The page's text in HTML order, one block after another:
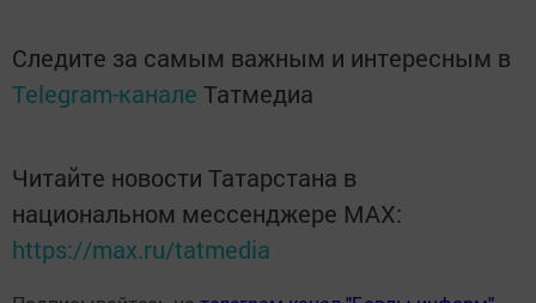
Следите за самым важным и интересным в
Telegram-канале Татмедиа
Читайте новости Татарстана в
национальном мессенджере MАХ:
https://max.ru/tatmedia